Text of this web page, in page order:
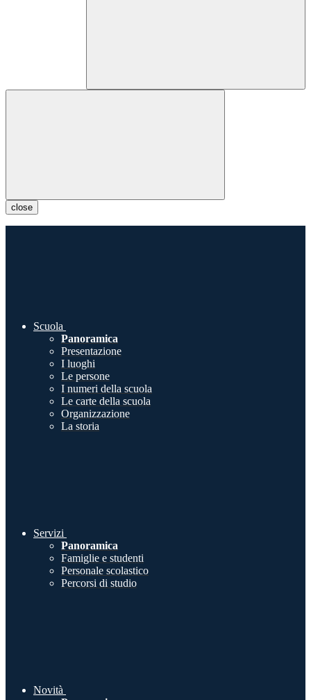
close
Scuola
Panoramica
Presentazione
I luoghi
Le persone
I numeri della scuola
Le carte della scuola
Organizzazione
La storia
Servizi
Panoramica
Famiglie e studenti
Personale scolastico
Percorsi di studio
Novità